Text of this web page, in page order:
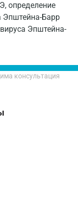
определение
Эпштейна-Барр
Эпштейна-
консультация